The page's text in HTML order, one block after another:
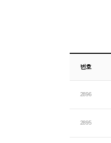
번호
2896
2895